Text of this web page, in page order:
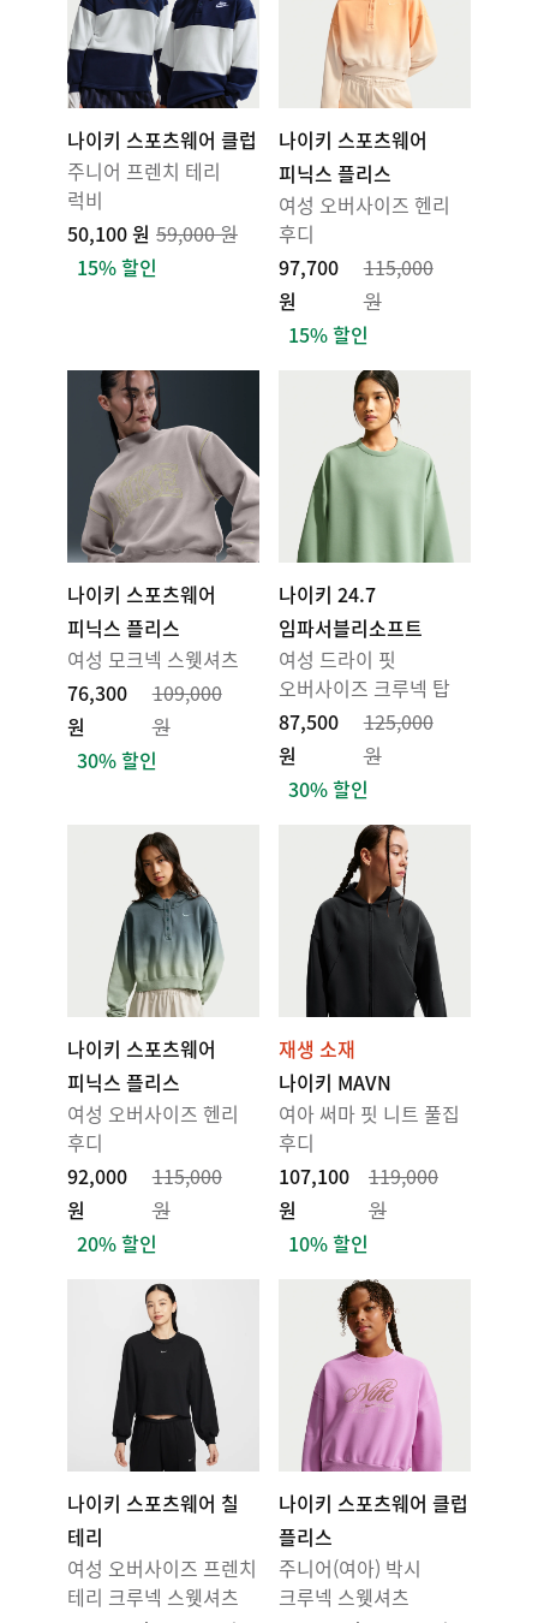
나이키 스포츠웨어 클럽
주니어 프렌치 테리
럭비
50,100 원 59,000 원
15% 할인
나이키 스포츠웨어
피닉스 플리스
여성 오버사이즈 헨리
후디
97,700
원
115,000
원
15% 할인
나이키 스포츠웨어
피닉스 플리스
여성 모크넥 스웻셔츠
76,300
원
109,000
원
30% 할인
나이키 24.7
임파서블리소프트
여성 드라이 핏
오버사이즈 크루넥 탑
87,500
원
125,000
원
30% 할인
나이키 스포츠웨어
피닉스 플리스
여성 오버사이즈 헨리
후디
92,000
원
115,000
원
20% 할인
재생 소재
나이키 MAVN
여아 써마 핏 니트 풀집
후디
107,100
원
119,000
원
10% 할인
나이키 스포츠웨어 칠
테리
여성 오버사이즈 프렌치
테리 크루넥 스웻셔츠
나이키 스포츠웨어 클럽
플리스
주니어(여아) 박시
크루넥 스웻셔츠